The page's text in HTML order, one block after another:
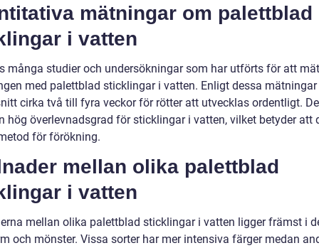
mätningar om palettblad
i vatten
många studier och undersökningar som har utförts för att
med palettblad sticklingar i vatten. Enligt dessa
cirka två till fyra veckor för rötter att utvecklas ordentligt.
hög överlevnadsgrad för sticklingar i vatten, vilket betyder att
för förökning.
mellan olika palettblad
i vatten
mellan olika palettblad sticklingar i vatten ligger främst i
och mönster. Vissa sorter har mer intensiva färger medan